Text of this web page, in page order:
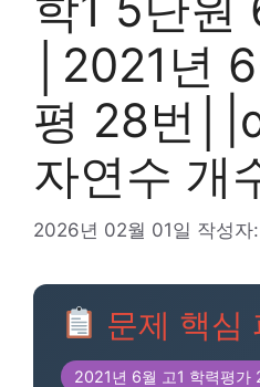
│2021년
평 28번
자연수 개
2026년 02월 01일 작성자:
문제 핵심
2021년 6월 고1 학력평가